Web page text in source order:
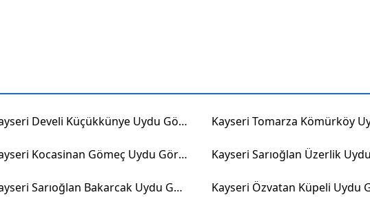
Kayseri Develi Küçükkünye Uydu Görüntüsü
Kayseri Kocasinan Gömeç Uydu Görüntüsü
Kayseri Sarıoğlan Bakarcak Uydu Görüntüsü